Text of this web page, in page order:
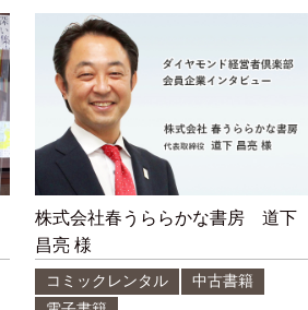
株式会社春うららかな書房 道下
昌亮 様
コミックレンタル
中古書籍